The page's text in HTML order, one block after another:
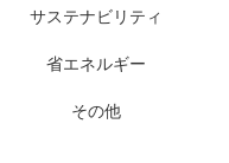
サステナビリティ
省エネルギー
その他